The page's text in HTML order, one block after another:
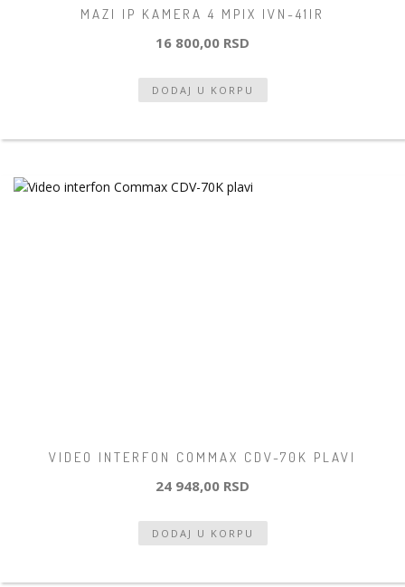
MAZI IP KAMERA 4 MPIX IVN-41IR
16 800,00 RSD
VIDEO INTERFON COMMAX CDV-70K PLAVI
24 948,00 RSD